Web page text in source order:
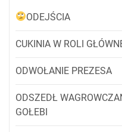
ODEJŚCIA
CUKINIA W ROLI
ODWOŁANIE PREZESA
ODSZEDŁ
GOŁEBI